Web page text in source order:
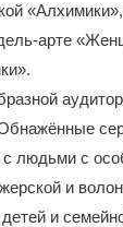
арте
людьми с
и
и